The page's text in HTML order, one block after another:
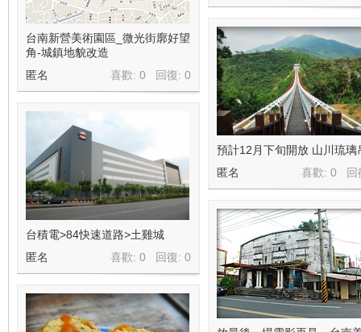
台南新營美術園區_微光街廓好望
角-城鎮地貌改造
喜歡: 0 回復: 0
匿名
預計12月下旬開放 山川琉璃
喜歡: 0 回
匿名
台積電>84快速道路>土雞城
喜歡: 0 回復: 0
匿名